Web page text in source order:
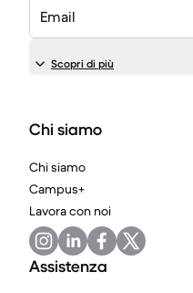
Email
Scopri di più
Chi siamo
Chi siamo
Campus+
Lavora con noi
Assistenza